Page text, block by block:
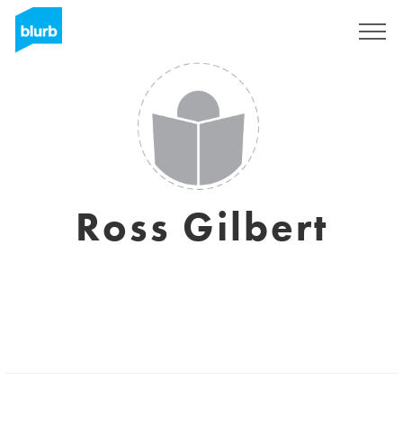
Ross Gilbert